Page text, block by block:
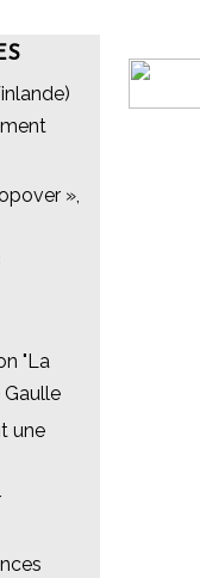
»,
"La
Gaulle
une